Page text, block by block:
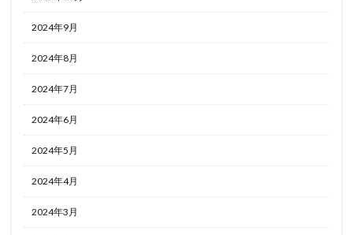
2024年9月
2024年8月
2024年7月
2024年6月
2024年5月
2024年4月
2024年3月